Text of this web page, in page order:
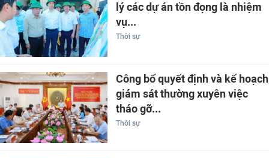
lý các dự án tồn đọng là nhiệm
vụ...
Thời sự
Công bố quyết định và kế hoạch
giám sát thường xuyên việc
tháo gỡ...
Thời sự